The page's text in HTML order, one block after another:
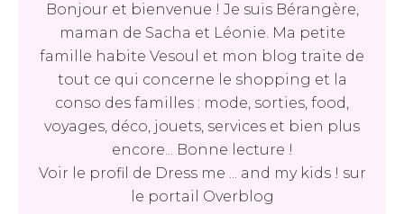
Bonjour et bienvenue ! Je suis Bérangère,
maman de Sacha et Léonie. Ma petite
famille habite Vesoul et mon blog traite de
tout ce qui concerne le shopping et la
conso des familles : mode, sorties, food,
voyages, déco, jouets, services et bien plus
encore... Bonne lecture !
Voir le profil de Dress me ... and my kids ! sur
le portail Overblog